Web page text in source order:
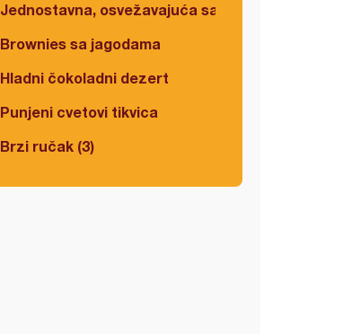
Jednostavna, osvežavajuća salata
Brownies sa jagodama
Hladni čokoladni dezert
Punjeni cvetovi tikvica
Brzi ručak (3)